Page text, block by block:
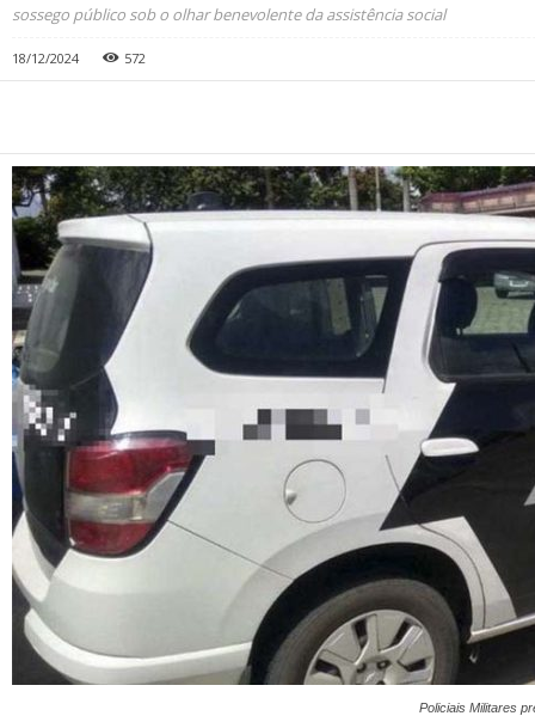
sossego público sob o olhar benevolente da assistência social
18/12/2024 572
Policiais Militares